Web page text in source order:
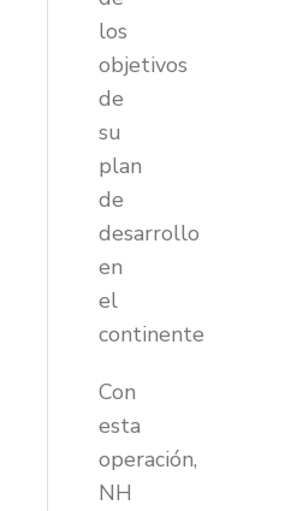
los
objetivos
de
su
plan
de
desarrollo
en
el
continente
Con
esta
operación,
NH